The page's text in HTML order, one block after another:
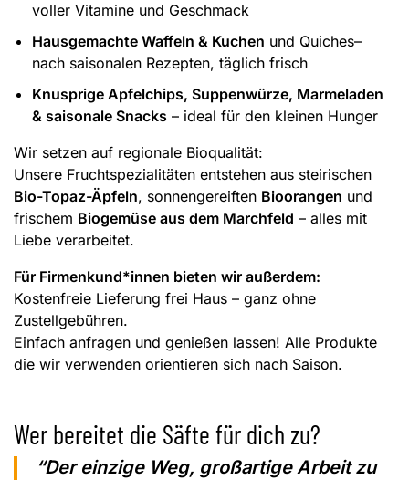
voller Vitamine und Geschmack
Hausgemachte Waffeln & Kuchen und Quiches–
nach saisonalen Rezepten, täglich frisch
Knusprige Apfelchips, Suppenwürze, Marmeladen
& saisonale Snacks – ideal für den kleinen Hunger
Wir setzen auf regionale Bioqualität:
Unsere Fruchtspezialitäten entstehen aus steirischen
Bio-Topaz-Äpfeln, sonnengereiften Bioorangen und
frischem Biogemüse aus dem Marchfeld – alles mit
Liebe verarbeitet.
Für Firmenkund*innen bieten wir außerdem:
Kostenfreie Lieferung frei Haus – ganz ohne
Zustellgebühren.
Einfach anfragen und genießen lassen! Alle Produkte
die wir verwenden orientieren sich nach Saison.
Wer bereitet die Säfte für dich zu?
“Der einzige Weg, großartige Arbeit zu